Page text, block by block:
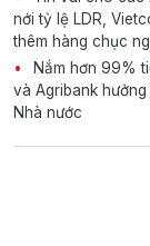
nới tỷ lệ LDR,
thêm hàng chục
Nắm hơn 99%
và Agribank
Nhà nước